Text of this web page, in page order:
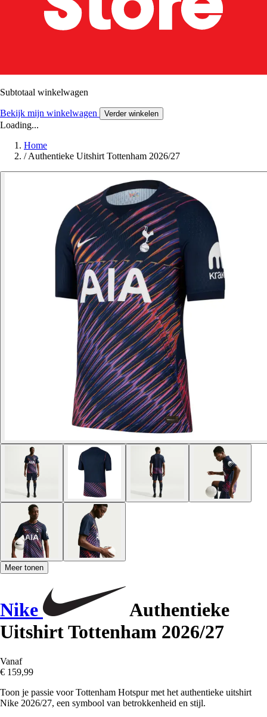
Subtotaal winkelwagen
Bekijk mijn winkelwagen Verder winkelen
Loading...
Home
/ Authentieke Uitshirt Tottenham 2026/27
Meer tonen
Nike
Authentieke
Uitshirt Tottenham 2026/27
Vanaf
€ 159,99
Toon je passie voor Tottenham Hotspur met het authentieke uitshirt
Nike 2026/27, een symbool van betrokkenheid en stijl.